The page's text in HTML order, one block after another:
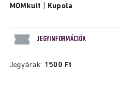
MOMkult Kupola
JEGYINFORMÁCIÓK
Jegyárak: 1500 Ft